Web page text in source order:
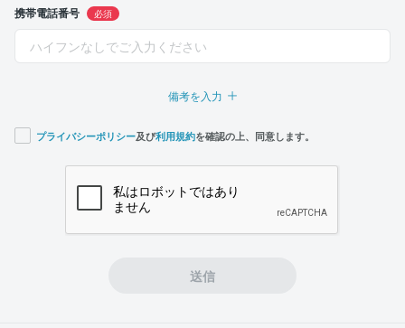
携帯電話番号 必須
備考を入力
プライバシーポリシー及び利用規約を確認の上、同意します。
送信